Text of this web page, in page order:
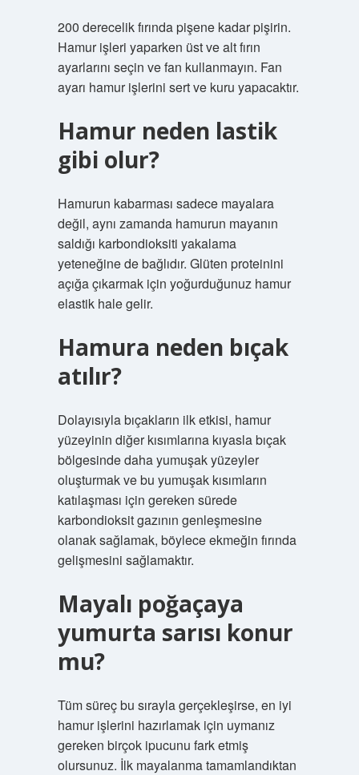
200 derecelik fırında pişene kadar pişirin.
Hamur işleri yaparken üst ve alt fırın
ayarlarını seçin ve fan kullanmayın. Fan
ayarı hamur işlerini sert ve kuru yapacaktır.
Hamur neden lastik
gibi olur?
Hamurun kabarması sadece mayalara
değil, aynı zamanda hamurun mayanın
saldığı karbondioksiti yakalama
yeteneğine de bağlıdır. Glüten proteinini
açığa çıkarmak için yoğurduğunuz hamur
elastik hale gelir.
Hamura neden bıçak
atılır?
Dolayısıyla bıçakların ilk etkisi, hamur
yüzeyinin diğer kısımlarına kıyasla bıçak
bölgesinde daha yumuşak yüzeyler
oluşturmak ve bu yumuşak kısımların
katılaşması için gereken sürede
karbondioksit gazının genleşmesine
olanak sağlamak, böylece ekmeğin fırında
gelişmesini sağlamaktır.
Mayalı poğaçaya
yumurta sarısı konur
mu?
Tüm süreç bu sırayla gerçekleşirse, en iyi
hamur işlerini hazırlamak için uymanız
gereken birçok ipucunu fark etmiş
olursunuz. İlk mayalanma tamamlandıktan